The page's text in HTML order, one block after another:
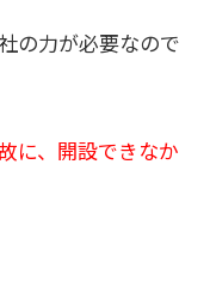
の力が必要なので
に、開設できなか